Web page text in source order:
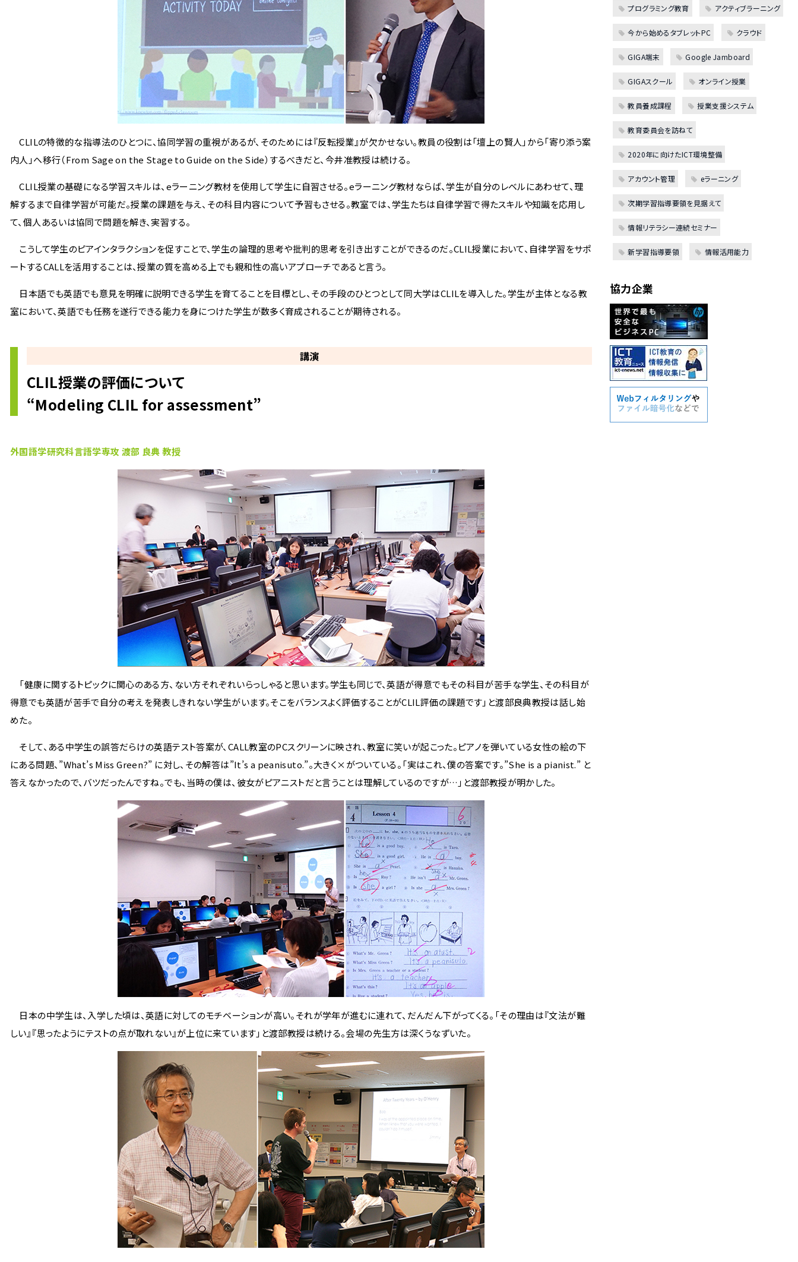
CLILの特徴的な指導法のひとつに、協同学習の重視があるが、そのためには『反転授業』が欠かせない。教員の役割は「壇上の賢人」から「寄り添う案
内人」へ移行（From Sage on the Stage to Guide on the Side）するべきだと、今井准教授は続ける。
CLIL授業の基礎になる学習スキルは、eラーニング教材を使用して学生に自習させる。eラーニング教材ならば、学生が自分のレベルにあわせて、理
解するまで自律学習が可能だ。授業の課題を与え、その科目内容について予習もさせる。教室では、学生たちは自律学習で得たスキルや知識を応用し
て、個人あるいは協同で問題を解き、実習する。
こうして学生のピアインタラクションを促すことで、学生の論理的思考や批判的思考を引き出すことができるのだ。CLIL授業において、自律学習をサポ
ートするCALLを活用することは、授業の質を高める上でも親和性の高いアプローチであると言う。
日本語でも英語でも意見を明確に説明できる学生を育てることを目標とし、その手段のひとつとして同大学はCLILを導入した。学生が主体となる教
室において、英語でも任務を遂行できる能力を身につけた学生が数多く育成されることが期待される。
講演
CLIL授業の評価について
“Modeling CLIL for assessment”
外国語学研究科言語学専攻 渡部 良典 教授
「健康に関するトピックに関心のある方、ない方それぞれいらっしゃると思います。学生も同じで、英語が得意でもその科目が苦手な学生、その科目が
得意でも英語が苦手で自分の考えを発表しきれない学生がいます。そこをバランスよく評価することがCLIL評価の課題です」と渡部良典教授は話し始
めた。
そして、ある中学生の誤答だらけの英語テスト答案が、CALL教室のPCスクリーンに映され、教室に笑いが起こった。ピアノを弾いている女性の絵の下
にある問題、”What’s Miss Green?” に対し、その解答は”It’s a peanisuto.”。大きく×がついている。「実はこれ、僕の答案です。”She is a pianist.” と
答えなかったので、バツだったんですね。でも、当時の僕は、彼女がピアニストだと言うことは理解しているのですが…」と渡部教授が明かした。
日本の中学生は、入学した頃は、英語に対してのモチベーションが高い。それが学年が進むに連れて、だんだん下がってくる。「その理由は『文法が難
しい』『思ったようにテストの点が取れない』が上位に来ています」と渡部教授は続ける。会場の先生方は深くうなずいた。
プログラミング教育 アクティブラーニング
今から始めるタブレットPC クラウド
GIGA端末 Google Jamboard
GIGAスクール オンライン授業
教員養成課程 授業支援システム
教育委員会を訪ねて
2020年に向けたICT環境整備
アカウント管理 eラーニング
次期学習指導要領を見据えて
情報リテラシー連続セミナー
新学習指導要領 情報活用能力
協力企業